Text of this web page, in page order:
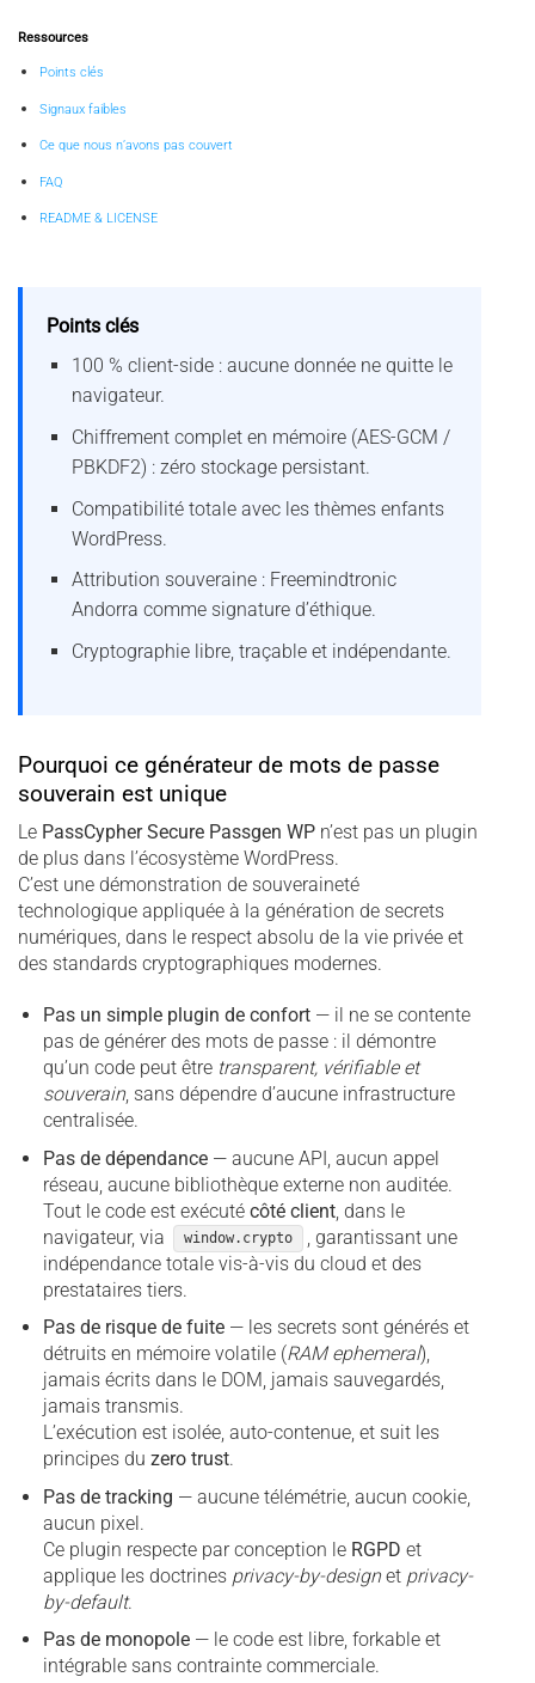
Ressources
Points clés
Signaux faibles
Ce que nous n’avons pas couvert
FAQ
README & LICENSE
Points clés
100 % client-side : aucune donnée ne quitte le
navigateur.
Chiffrement complet en mémoire (AES-GCM /
PBKDF2) : zéro stockage persistant.
Compatibilité totale avec les thèmes enfants
WordPress.
Attribution souveraine : Freemindtronic
Andorra comme signature d’éthique.
Cryptographie libre, traçable et indépendante.
Pourquoi ce générateur de mots de passe
souverain est unique
Le PassCypher Secure Passgen WP n’est pas un plugin
de plus dans l’écosystème WordPress.
C’est une démonstration de souveraineté
technologique appliquée à la génération de secrets
numériques, dans le respect absolu de la vie privée et
des standards cryptographiques modernes.
Pas un simple plugin de confort— il ne se contente
pas de générer des mots de passe : il démontre
qu’un code peut être transparent, vérifiable et
souverain, sans dépendre d’aucune infrastructure
centralisée.
Pas de dépendance— aucune API, aucun appel
réseau, aucune bibliothèque externe non auditée.
Tout le code est exécuté côté client, dans le
navigateur, via
window.crypto
, garantissant une
indépendance totale vis-à-vis du cloud et des
prestataires tiers.
Pas de risque de fuite— les secrets sont générés et
détruits en mémoire volatile (RAM ephemeral),
jamais écrits dans le DOM, jamais sauvegardés,
jamais transmis.
L’exécution est isolée, auto-contenue, et suit les
principes du zero trust.
Pas de tracking — aucune télémétrie, aucun cookie,
aucun pixel.
Ce plugin respecte par conception le RGPD et
applique les doctrines privacy-by-designet privacy-
by-default.
Pas de monopole— le code est libre, forkable et
intégrable sans contrainte commerciale.